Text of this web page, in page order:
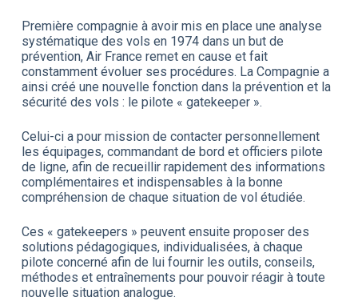
Première compagnie à avoir mis en place une analyse
systématique des vols en 1974 dans un but de
prévention, Air France remet en cause et fait
constamment évoluer ses procédures. La Compagnie a
ainsi créé une nouvelle fonction dans la prévention et la
sécurité des vols : le pilote « gatekeeper ».
Celui-ci a pour mission de contacter personnellement
les équipages, commandant de bord et officiers pilote
de ligne, afin de recueillir rapidement des informations
complémentaires et indispensables à la bonne
compréhension de chaque situation de vol étudiée.
Ces « gatekeepers » peuvent ensuite proposer des
solutions pédagogiques, individualisées, à chaque
pilote concerné afin de lui fournir les outils, conseils,
méthodes et entraînements pour pouvoir réagir à toute
nouvelle situation analogue.